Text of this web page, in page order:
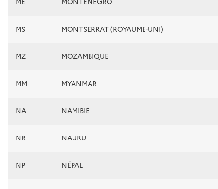
MS MONTSERRAT (ROYAUME-UNI)
MZ MOZAMBIQUE
MM MYANMAR
NA NAMIBIE
NR NAURU
NP NÉPAL